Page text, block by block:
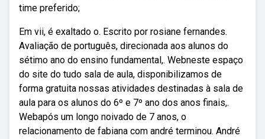
time preferido;
Em vii, é exaltado o. Escrito por rosiane fernandes.
Avaliação de português, direcionada aos alunos do
sétimo ano do ensino fundamental,. Webneste espaço
do site do tudo sala de aula, disponibilizamos de
forma gratuita nossas atividades destinadas à sala de
aula para os alunos do 6º e 7º ano dos anos finais,.
Webapós um longo noivado de 7 anos, o
relacionamento de fabiana com andré terminou. André